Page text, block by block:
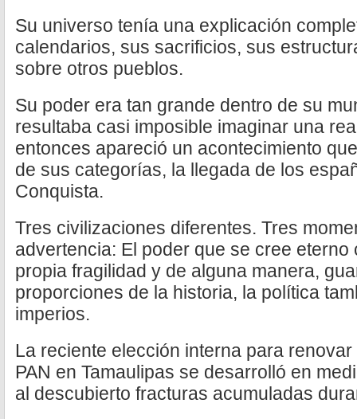
Su universo tenía una explicación
calendarios, sus sacrificios, sus
sobre otros pueblos.
Su poder era tan grande dentro de su
resultaba casi imposible imaginar una
entonces apareció un acontecimiento
de sus categorías, la llegada de los
Conquista.
Tres civilizaciones diferentes. Tres
advertencia: El poder que se cree
propia fragilidad y de alguna manera,
proporciones de la historia, la política
imperios.
La reciente elección interna para
PAN en Tamaulipas se desarrolló en
al descubierto fracturas acumuladas